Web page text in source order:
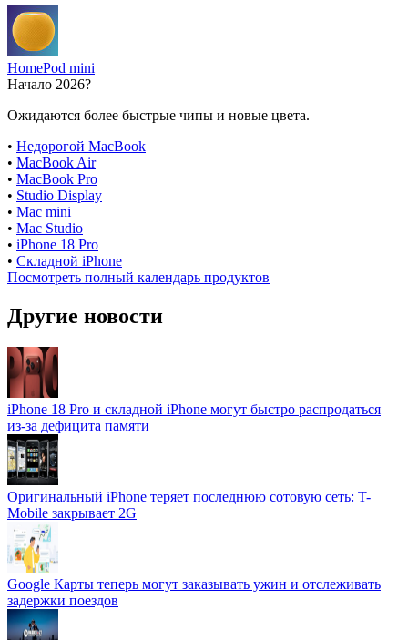
HomePod mini
Начало 2026?
Ожидаются более быстрые чипы и новые цвета.
• Недорогой MacBook
• MacBook Air
• MacBook Pro
• Studio Display
• Mac mini
• Mac Studio
• iPhone 18 Pro
• Складной iPhone
Посмотреть полный календарь продуктов
Другие новости
iPhone 18 Pro и складной iPhone могут быстро распродаться
из-за дефицита памяти
Оригинальный iPhone теряет последнюю сотовую сеть: T-
Mobile закрывает 2G
Google Карты теперь могут заказывать ужин и отслеживать
задержки поездов